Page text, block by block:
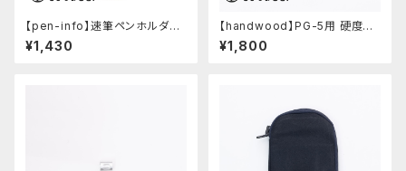
【pen-info】速筆ペンホルダー
590&Co.別注色 (ベージュ)
¥1,430
【handwood】PG-5用 硬度表
示窓 (ステンレス/楕円窓)
¥1,800